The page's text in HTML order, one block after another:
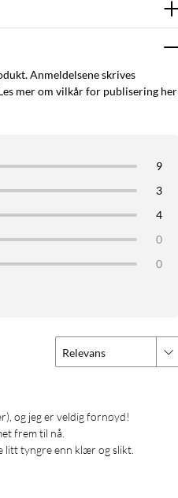
Anmeldelsene skrives
mer om vilkår for publisering her
9
3
4
0
0
Relevans
frem til nå.